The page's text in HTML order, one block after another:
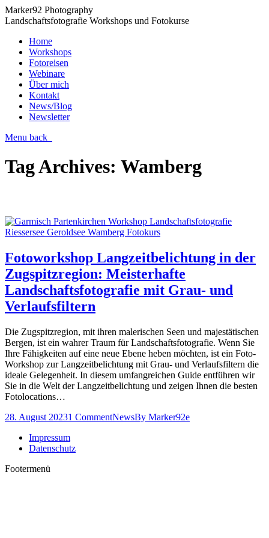
Marker92 Photography
Landschaftsfotografie Workshops und Fotokurse
Home
Workshops
Fotoreisen
Webinare
Über mich
Kontakt
News/Blog
Newsletter
Menu back
Tag Archives: Wamberg
Fotoworkshop Langzeitbelichtung in der
Zugspitzregion: Meisterhafte
Landschaftsfotografie mit Grau- und
Verlaufsfiltern
Die Zugspitzregion, mit ihren malerischen Seen und majestätischen
Bergen, ist ein wahrer Traum für Landschaftsfotografie. Wenn Sie
Ihre Fähigkeiten auf eine neue Ebene heben möchten, ist ein Foto-
Workshop zur Langzeitbelichtung mit Grau- und Verlaufsfiltern die
ideale Gelegenheit. In diesem umfangreichen Guide entführen wir
Sie in die Welt der Langzeitbelichtung und zeigen Ihnen die besten
Fotolocations…
28. August 20231 CommentNewsBy Marker92e
Impressum
Datenschutz
Footermenü